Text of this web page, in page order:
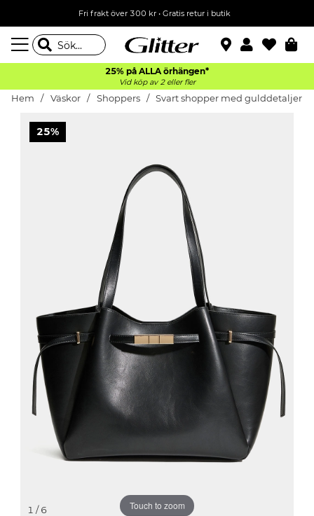
Fri frakt över 300 kr• Gratis retur i butik
25% på ALLA örhängen*
Vid köp av 2 eller fler
Hem Väskor Shoppers Svart shopper med gulddetaljer
25%
Touch to zoom
1 / 6